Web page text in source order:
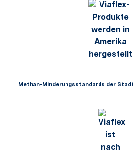
Methan-Minderungsstandards der